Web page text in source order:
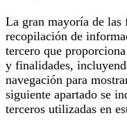
La gran mayoría de las
recopilación de
tercero que
y finalidades,
navegación para
siguiente apartado se
terceros utilizadas en